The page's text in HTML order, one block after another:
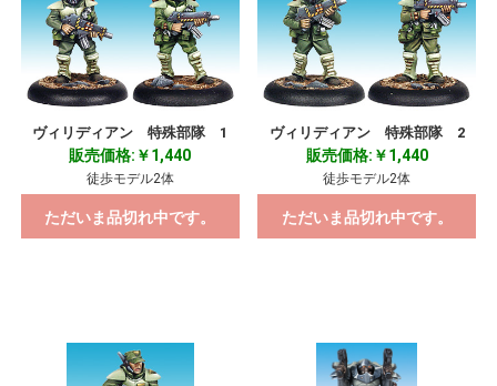
ヴィリディアン 特殊部隊 1
販売価格:￥1,440
徒歩モデル2体
ただいま品切れ中です。
ヴィリディアン 特殊部隊 2
販売価格:￥1,440
徒歩モデル2体
ただいま品切れ中です。
お買い物を続ける カートへ進む